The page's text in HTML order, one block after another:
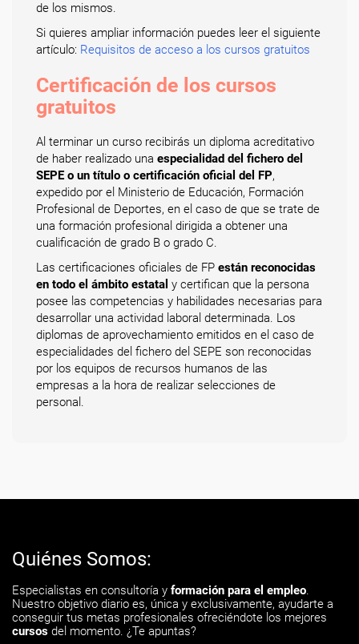
de los mismos.
Si quieres ampliar información puedes leer el siguiente
artículo: Requisitos de acceso a los cursos gratuitos
Certificación de los cursos
gratuitos
Al terminar un curso recibirás un diploma acreditativo
de haber realizado una especialidad del fichero del
SEPE o un título o certificación oficial del FP,
expedido por el Ministerio de Educación, Formación
Profesional de Deportes, en el caso de que se trate de
una formación profesional dirigida a obtener una
cualificación de grado B o grado C.
Las certificaciones oficiales de FP están reconocidas
en todo el ámbito estatal y certifican que la persona
posee las competencias y habilidades necesarias para
desarrollar una actividad laboral determinada. Los
diplomas de aprovechamiento emitidos en el caso de
especialidades del fichero del SEPE son reconocidas
por los equipos de recursos humanos de las
empresas a la hora de realizar selecciones de
personal.
Quiénes Somos:
Especialistas en consultoría y formación para el empleo.
Nuestro objetivo diario es, única y exclusivamente, ayudarte a
conseguir tus metas profesionales ofreciéndote los mejores
cursos del momento. ¿Te apuntas?